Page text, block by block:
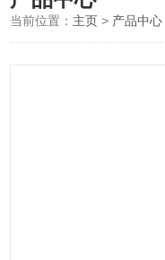
当前位置： 主页 > 产品中心